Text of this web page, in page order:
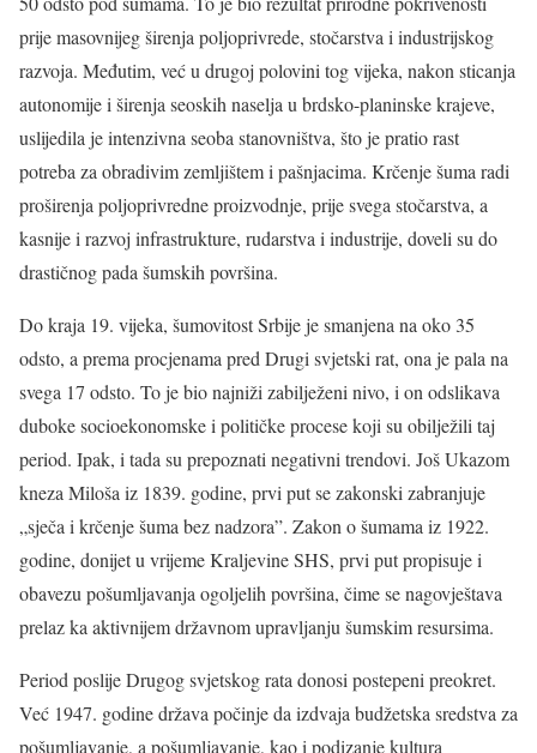
prije masovnijeg širenja poljoprivrede, stočarstva i industrijskog
razvoja. Međutim, već u drugoj polovini tog vijeka, nakon sticanja
autonomije i širenja seoskih naselja u brdsko-planinske krajeve,
uslijedila je intenzivna seoba stanovništva, što je pratio rast
potreba za obradivim zemljištem i pašnjacima. Krčenje šuma radi
proširenja poljoprivredne proizvodnje, prije svega stočarstva, a
kasnije i razvoj infrastrukture, rudarstva i industrije, doveli su do
drastičnog pada šumskih površina.
Do kraja 19. vijeka, šumovitost Srbije je smanjena na oko 35
odsto, a prema procjenama pred Drugi svjetski rat, ona je pala na
svega 17 odsto. To je bio najniži zabilježeni nivo, i on odslikava
duboke socioekonomske i političke procese koji su obilježili taj
period. Ipak, i tada su prepoznati negativni trendovi. Još Ukazom
kneza Miloša iz 1839. godine, prvi put se zakonski zabranjuje
„sječa i krčenje šuma bez nadzora”. Zakon o šumama iz 1922.
godine, donijet u vrijeme Kraljevine SHS, prvi put propisuje i
obavezu pošumljavanja ogoljelih površina, čime se nagovještava
prelaz ka aktivnijem državnom upravljanju šumskim resursima.
Period poslije Drugog svjetskog rata donosi postepeni preokret.
Već 1947. godine država počinje da izdvaja budžetska sredstva za
pošumljavanje, a pošumljavanje, kao i podizanje kultura